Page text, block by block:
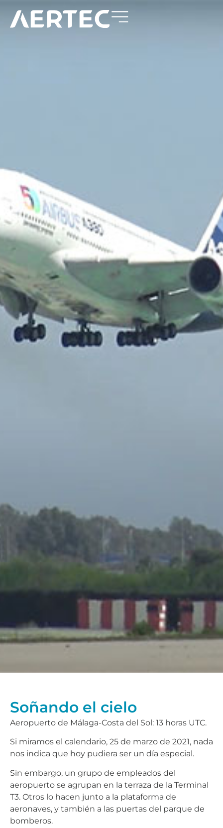
Soñando el cielo
Aeropuerto de Málaga-Costa del Sol: 13 horas UTC.
Si miramos el calendario, 25 de marzo de 2021, nada
nos indica que hoy pudiera ser un día especial.
Sin embargo, un grupo de empleados del
aeropuerto se agrupan en la terraza de la Terminal
T3. Otros lo hacen junto a la plataforma de
aeronaves, y también a las puertas del parque de
bomberos.